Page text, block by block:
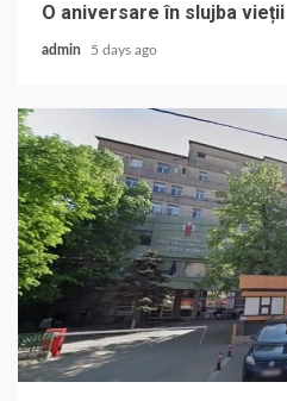
O aniversare în slujba vieții
admin 5 days ago